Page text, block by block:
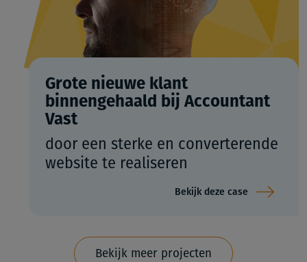
Grote nieuwe klant
binnengehaald bij Accountant
Vast
door een sterke en converterende
website te realiseren
Bekijk deze case
Bekijk meer projecten